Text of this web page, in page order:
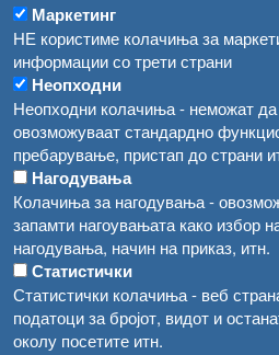
Маркетинг
НЕ користиме колачиња за
информации со трети страни
Неопходни
Неопходни колачиња - неможат да
овозможуваат стандардно
пребарување, пристап до страни
Нагодувања
Колачиња за нагодувања -
запамти нагоувањата како избор
нагодувања, начин на приказ, итн.
Статистички
Статистички колачиња - веб
податоци за бројот, видот и
околу посетите итн.
Во Гостивар спроведени 70 вонредни контроли
Забраната за водата во Гостивар останува на сила, операторите да користат само технички безбедна вода
Огласи